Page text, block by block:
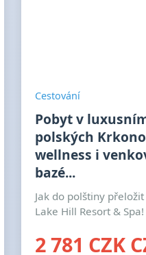
Cestování
Pobyt v
polských
wellness i
bazé...
Jak do polštiny
Lake Hill Resort & Spa!
2 781 CZK